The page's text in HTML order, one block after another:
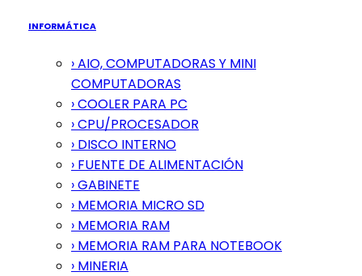
INFORMÁTICA
› AIO, COMPUTADORAS Y MINI
COMPUTADORAS
› COOLER PARA PC
› CPU/PROCESADOR
› DISCO INTERNO
› FUENTE DE ALIMENTACIÓN
› GABINETE
› MEMORIA MICRO SD
› MEMORIA RAM
› MEMORIA RAM PARA NOTEBOOK
› MINERIA